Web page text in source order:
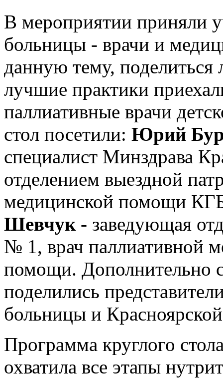
В мероприятии приняли
больницы - врачи и
данную тему,
лучшие практики
паллиативные врачи
стол посетили: Юрий
специалист Минздрава
отделением выездной
медицинской помощи
Шевчук- заведующая
№ 1, врач паллиативной
помощи. Дополнительно
поделились
больницы и
Программа круглого
охватила все этапы